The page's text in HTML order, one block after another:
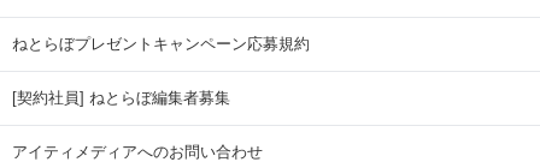
ねとらぼプレゼントキャンペーン応募規約
[契約社員] ねとらぼ編集者募集
アイティメディアへのお問い合わせ